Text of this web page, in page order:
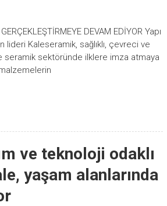
DEVAM EDİYOR Yapı
Kaleseramik, sağlıklı, çevreci ve
seramik sektöründe ilklere imza atmaya
ve teknoloji odaklı
yaşam alanlarında